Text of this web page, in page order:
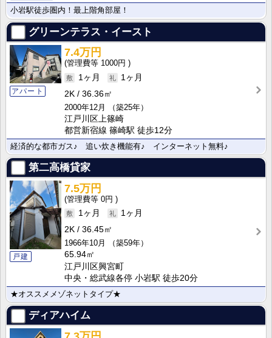
小岩駅徒歩圏内！最上階角部屋！
グリーンテラス・イースト
アパート
7.4万円
1000円
1ヶ月
1ヶ月
2K
36.36㎡
2000年12月
（築25年）
江戸川区上篠崎
都営新宿線 篠崎駅 徒歩12分
経済的な都市ガス♪ 追い炊き機能有♪ インターネット無料♪
第二高橋貸家
戸建
7.5万円
0円
1ヶ月
1ヶ月
2K
36.45㎡
1966年10月
（築59年）
65.94㎡
江戸川区興宮町
中央・総武線各停 小岩駅 徒歩20分
★オススメメゾネットタイプ★
ディアハイム